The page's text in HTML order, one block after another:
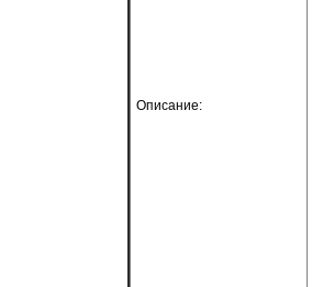
Описание: